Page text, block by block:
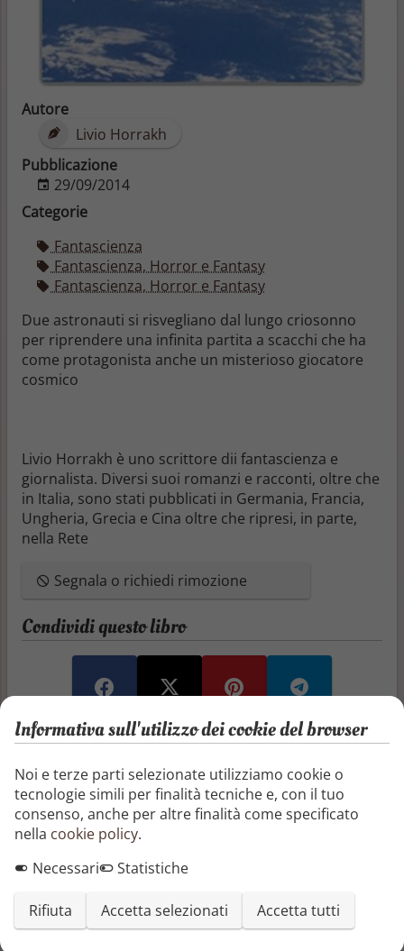
Autore
Livio Horrakh
Pubblicazione
29/09/2014
Categorie
Fantascienza
Fantascienza, Horror e Fantasy
Fantascienza, Horror e Fantasy
Due astronauti si risvegliano dal lungo criosonno
per riprendere una infinita partita a scacchi che ha
come protagonista anche un misterioso giocatore
cosmico
Livio Horrakh è uno scrittore dii fantascienza e
giornalista. Diversi suoi romanzi e racconti, oltre che
in Italia, sono stati pubblicati in Germania, Francia,
Ungheria, Grecia e Cina oltre che ripresi, in parte,
nella Rete
Segnala o richiedi rimozione
Condividi questo libro
Recensioni e articoli
Aggiungi una recensione
Aggiungi un articolo
Informativa sull'utilizzo dei cookie del browser
Noi e terze parti selezionate utilizziamo cookie o
tecnologie simili per finalità tecniche e, con il tuo
consenso, anche per altre finalità come specificato
nella cookie policy.
Necessari
Statistiche
Rifiuta Accetta selezionati Accetta tutti